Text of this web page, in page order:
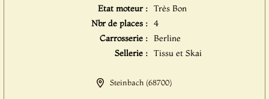
Etat moteur : Très Bon
Nbr de places : 4
Carrosserie : Berline
Sellerie : Tissu et Skai
Steinbach (68700)